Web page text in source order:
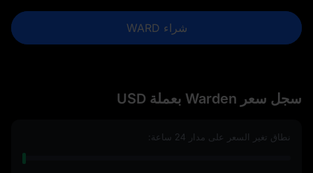
شراء WARD
سجل سعر Warden بعملة USD
نطاق تغير السعر على مدار 24 ساعة: